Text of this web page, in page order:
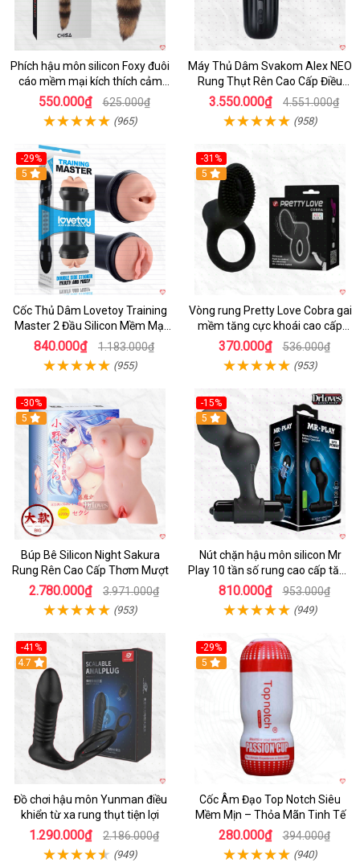
Phích hậu môn silicon Foxy đuôi
cáo mềm mại kích thích cảm
giác mới
550.000₫ 625.000₫
(965)
Máy Thủ Dâm Svakom Alex NEO
Rung Thụt Rên Cao Cấp Điều
Khiển App
3.550.000₫ 4.551.000₫
(958)
-29%
Hot
5
Cốc Thủ Dâm Lovetoy Training
Master 2 Đầu Silicon Mềm Mại
Tiện Lợi
840.000₫ 1.183.000₫
(955)
-31%
5
Vòng rung Pretty Love Cobra gai
mềm tăng cực khoái cao cấp
chính hãng
370.000₫ 536.000₫
(953)
-30%
Hot
5
Búp Bê Silicon Night Sakura
Rung Rên Cao Cấp Thơm Mượt
2.780.000₫ 3.971.000₫
(953)
-15%
Hot
5
Nút chặn hậu môn silicon Mr
Play 10 tần số rung cao cấp tăng
khoái cảm
810.000₫ 953.000₫
(949)
-41%
Hot
4.7
Đồ chơi hậu môn Yunman điều
khiển từ xa rung thụt tiện lợi
1.290.000₫ 2.186.000₫
(949)
-29%
5
Cốc Âm Đạo Top Notch Siêu
Mềm Mịn – Thỏa Mãn Tinh Tế
280.000₫ 394.000₫
(940)